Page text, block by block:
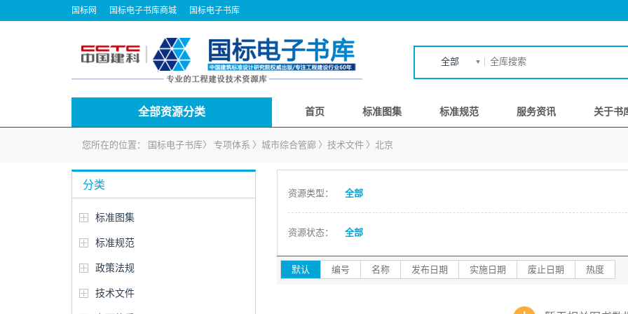
国标网 国标电子书库商城 国标电子书库
全部
全部资源分类 首页 标准图集 标准规范 服务资讯 关于书
您所在的位置： 国标电子书库〉 专项体系 〉 城市综合管廊 〉 技术文件 〉 北京
分类
标准图集
标准规范
政策法规
技术文件
资源类型： 全部
资源状态： 全部
默认 编号 名称 发布日期 实施日期 废止日期 热度